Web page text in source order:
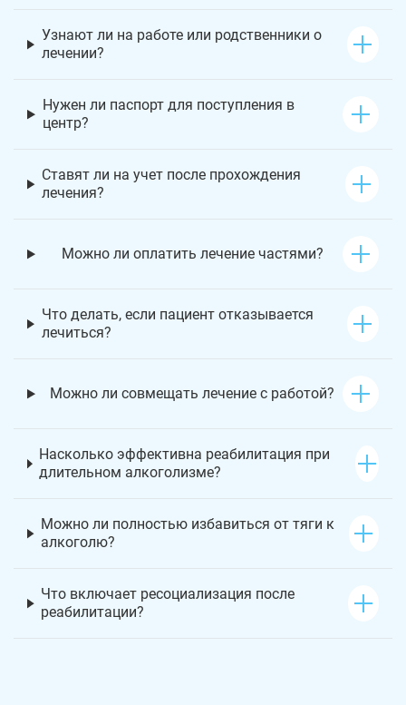
Узнают ли на работе или родственники о
лечении?
Нужен ли паспорт для поступления в
центр?
Ставят ли на учет после прохождения
лечения?
Можно ли оплатить лечение частями?
Что делать, если пациент отказывается
лечиться?
Можно ли совмещать лечение с работой?
Насколько эффективна реабилитация при
длительном алкоголизме?
Можно ли полностью избавиться от тяги к
алкоголю?
Что включает ресоциализация после
реабилитации?